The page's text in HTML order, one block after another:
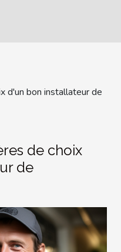
d'un bon installateur de
de choix
de